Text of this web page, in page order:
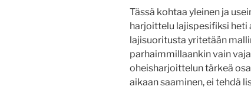
Tässä kohtaa yleinen ja
harjoittelu lajispesifiksi heti
lajisuoritusta yritetään
parhaimmillaankin vain
oheisharjoittelun tärkeä
aikaan saaminen, ei tehdä